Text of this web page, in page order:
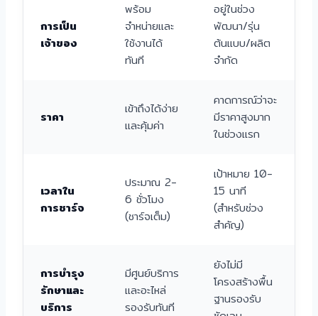
การเป็น
เจ้าของ
พร้อม
จำหน่ายและ
ใช้งานได้
ทันที
อยู่ในช่วง
พัฒนา/รุ่น
ต้นแบบ/ผลิต
จำกัด
ราคา
เข้าถึงได้ง่าย
และคุ้มค่า
คาดการณ์ว่าจะ
มีราคาสูงมาก
ในช่วงแรก
เวลาใน
การชาร์จ
ประมาณ 2-
6 ชั่วโมง
(ชาร์จเต็ม)
เป้าหมาย 10-
15 นาที
(สำหรับช่วง
สำคัญ)
การบำรุง
รักษาและ
บริการ
มีศูนย์บริการ
และอะไหล่
รองรับทันที
ยังไม่มี
โครงสร้างพื้น
ฐานรองรับ